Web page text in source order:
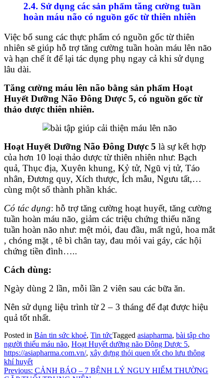
2.4. Sử dụng các sản phẩm tăng cường tuần
hoàn máu não có nguồn gốc từ thiên nhiên
Việc bổ sung các thực phẩm có nguồn gốc từ thiên
nhiên sẽ giúp hỗ trợ tăng cường tuần hoàn máu lên não
và hạn chế ít để lại tác dụng phụ ngay cả khi sử dụng
lâu dài.
Tăng cường máu lên não bằng sản phẩm Hoạt
Huyết Dưỡng Não Đông Dược 5, có nguồn gốc từ
thảo dược thiên nhiên.
Hoạt Huyết Dưỡng Não Đông Dược 5 là sự kết hợp
của hơn 10 loại thảo dược từ thiên nhiên như: Bạch
quả, Thục địa, Xuyên khung, Kỷ tử, Ngũ vị tử, Táo
nhân, Đương quy, Xích thược, Ích mẫu, Ngưu tất,…
cùng một số thành phần khác.
Có tác dụng: hỗ trợ tăng cường hoạt huyết, tăng cường
tuần hoàn máu não, giảm các triệu chứng thiểu năng
tuần hoàn não như: mệt mỏi, đau đầu, mất ngủ, hoa mắt
, chóng mặt , tê bì chân tay, đau mỏi vai gáy, các hội
chứng tiền đình…..
Cách dùng:
Ngày dùng 2 lần, mỗi lần 2 viên sau các bữa ăn.
Nên sử dụng liệu trình từ 2 – 3 tháng để đạt được hiệu
quả tốt nhất.
Posted in Bản tin sức khoẻ, Tin tứcTagged asiapharma, bài tập cho
người thiếu máu não, Hoạt Huyết dưỡng não Đông Dược 5,
https://asiapharma.com.vn/, xây dựng thói quen tốt cho lưu thông
khí huyết
Điều
Previous: CẢNH BÁO – 7 BỆNH LÝ NGUY HIỂM THƯỜNG